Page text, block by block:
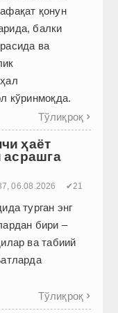
қонун
балки
ва
кўринмоқда.
Тўлиқроқ 
ҳаёт
асрашга
06.08.2026 ✔21
турган энг
бири –
ва табиий
Тўлиқроқ 